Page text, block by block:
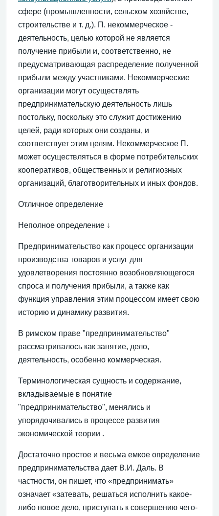
сфере (промышленности, сельском хозяйстве,
строительстве и т. д.). П. некоммерческое -
деятельность, целью которой не является
получение прибыли и, соответственно, не
предусматривающая распределение полученной
прибыли между участниками. Некоммерческие
организации могут осуществлять
предпринимательскую деятельность лишь
постольку, поскольку это служит достижению
целей, ради которых они созданы, и
соответствует этим целям. Некоммерческое П.
может осуществляться в форме потребительских
кооперативов, общественных и религиозных
организаций, благотворительных и иных фондов.
Отличное определение
Неполное определение ↓
Предпринимательство как процесс организации
производства товаров и услуг для
удовлетворения постоянно возобновляющегося
спроса и получения прибыли, а также как
функция управления этим процессом имеет свою
историю и динамику развития.
В римском праве "предпринимательство"
рассматривалось как занятие, дело,
деятельность, особенно коммерческая.
Терминологическая сущность и содержание,
вкладываемые в понятие
"предпринимательство", менялись и
упорядочивались в процессе развития
экономической теории .
Достаточно простое и весьма емкое определение
предпринимательства дает В.И. Даль. В
частности, он пишет, что «предпринимать»
означает «затевать, решаться исполнить какое-
либо новое дело, приступать к совершению чего-